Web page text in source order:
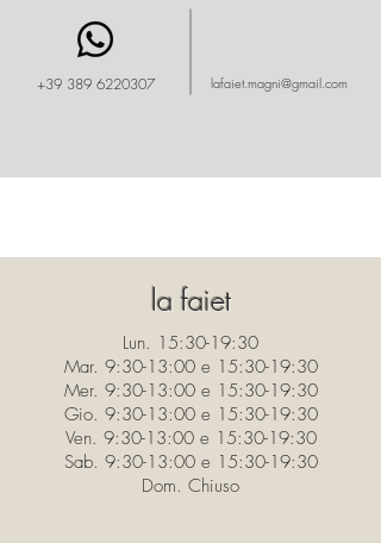
+39 389 6220307 lafaiet.magni@gmail.com
la faiet
Lun. 15:30-19:30
Mar. 9:30-13:00 e 15:30-19:30
Mer. 9:30-13:00 e 15:30-19:30
Gio. 9:30-13:00 e 15:30-19:30
Ven. 9:30-13:00 e 15:30-19:30
Sab. 9:30-13:00 e 15:30-19:30
Dom. Chiuso